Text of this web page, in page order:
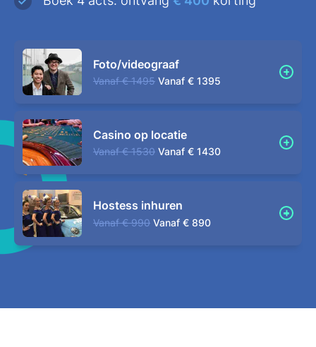
Foto/videograaf
Vanaf € 1495 Vanaf € 1395
Casino op locatie
Vanaf € 1530 Vanaf € 1430
Hostess inhuren
Vanaf € 990 Vanaf € 890